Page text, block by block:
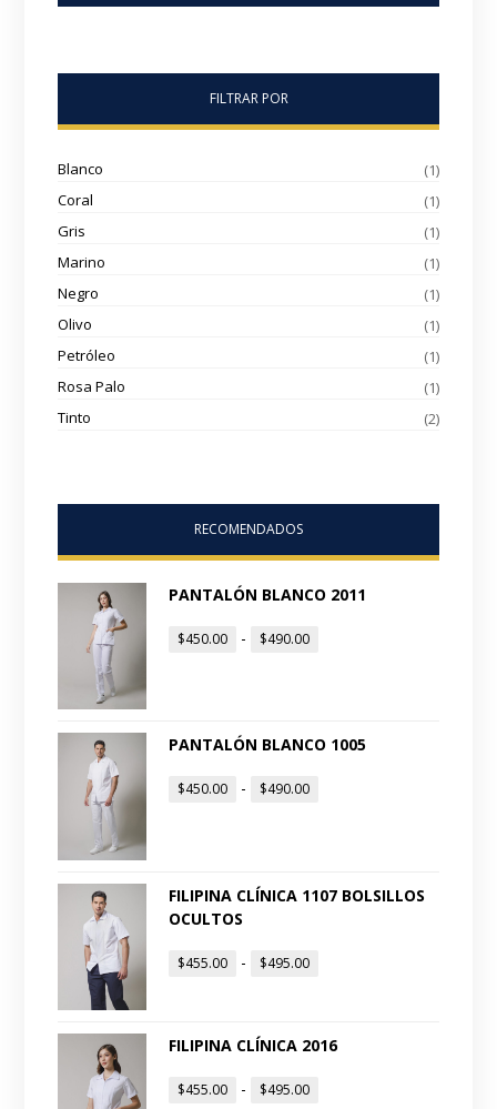
FILTRAR POR
Blanco
(1)
Coral
(1)
Gris
(1)
Marino
(1)
Negro
(1)
Olivo
(1)
Petróleo
(1)
Rosa Palo
(1)
Tinto
(2)
RECOMENDADOS
PANTALÓN BLANCO 2011
$450.00 - $490.00
PANTALÓN BLANCO 1005
$450.00 - $490.00
FILIPINA CLÍNICA 1107 BOLSILLOS
OCULTOS
$455.00 - $495.00
FILIPINA CLÍNICA 2016
$455.00 - $495.00